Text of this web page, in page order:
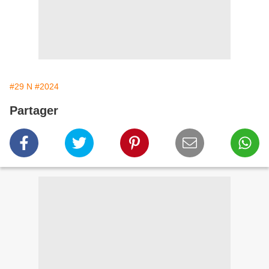
#29 N #2024
Partager